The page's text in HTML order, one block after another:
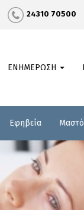
24310 70500
ΕΝΗΜΕΡΩΣΗ
Εφηβεία